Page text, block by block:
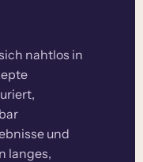
nahtlos in
und
langes,